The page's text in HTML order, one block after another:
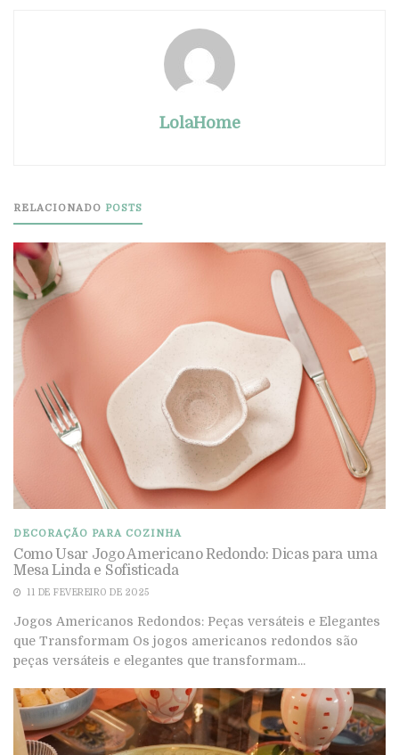
LolaHome
RELACIONADO POSTS
DECORAÇÃO PARA COZINHA
Como Usar Jogo Americano Redondo: Dicas para uma
Mesa Linda e Sofisticada
11 DE FEVEREIRO DE 2025
Jogos Americanos Redondos: Peças versáteis e Elegantes
que Transformam Os jogos americanos redondos são
peças versáteis e elegantes que transformam...